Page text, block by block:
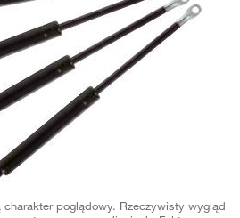
poglądowy. Rzeczywisty wygląd